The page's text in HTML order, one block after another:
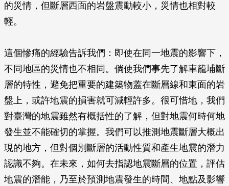
的災情，但斷層西面的岩盤震動較小，災情也相對較
輕。
這個慘痛的經驗告訴我們：即使在同一地震的影響下，
不同地區的災情也不相同。倘使我們事先了解車籠埔斷
層的特性，避免把重要的建築物蓋在斷層線和東面的岩
盤上，或許地震的損害就可減輕許多。很可惜地，我們
對臺灣的地震雖然有概括性的了解，但對地震何時何地
發生並不能確切的掌握。我們可以推測地震斷層大概出
現的地方，但對個別斷層的活動性質和產生地震的潛力
認識不夠。在未來，如何去指認地震斷層的位置，評估
地震的潛能，乃至於預測地震發生的時間、地點及影響